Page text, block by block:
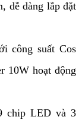
dễ dàng lắp đặt
công suất Cos
10W hoạt động
chip LED và 3